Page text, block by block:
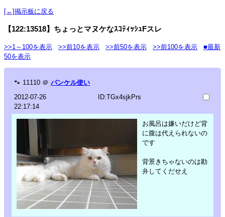
[←]掲示板に戻る
【122:13518】ちょっとマヌケなｽｺﾃｨｯｼｭFスレ
>>1～100を表示 >>前10を表示 >>前50を表示 >>前100を表示
■最新
50を表示
🐾 11110 ＠ バンケル使い
2012-07-26
22:17:14
ID:TGx4sjkPrs
お風呂は嫌いだけど背
に腹は代えられないの
です
背景きちゃないのは勘
弁してくだせえ